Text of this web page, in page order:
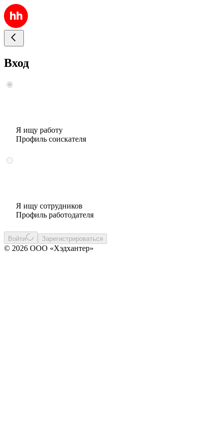
Вход
Я ищу работу
Профиль соискателя
Я ищу сотрудников
Профиль работодателя
Войти Зарегистрироваться
© 2026 ООО «Хэдхантер»